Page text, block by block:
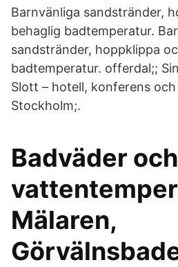
Barnvänliga sandstränder,
behaglig badtemperatur.
sandstränder, hoppklippa
badtemperatur. offerdal;;
Slott – hotell, konferens
Stockholm;.
Badväder och
Mälaren,